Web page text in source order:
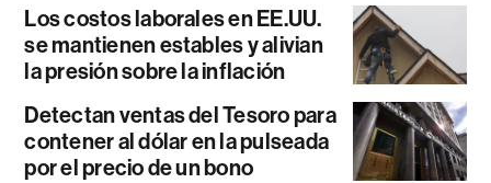
Los costos laborales en EE.UU.
se mantienen estables y alivian
la presión sobre la inflación
Detectan ventas del Tesoro para
contener al dólar en la pulseada
por el precio de un bono